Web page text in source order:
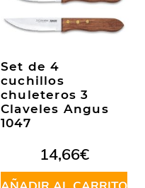
Set de 4
cuchillos
chuleteros 3
Claveles Angus
1047
14,66€